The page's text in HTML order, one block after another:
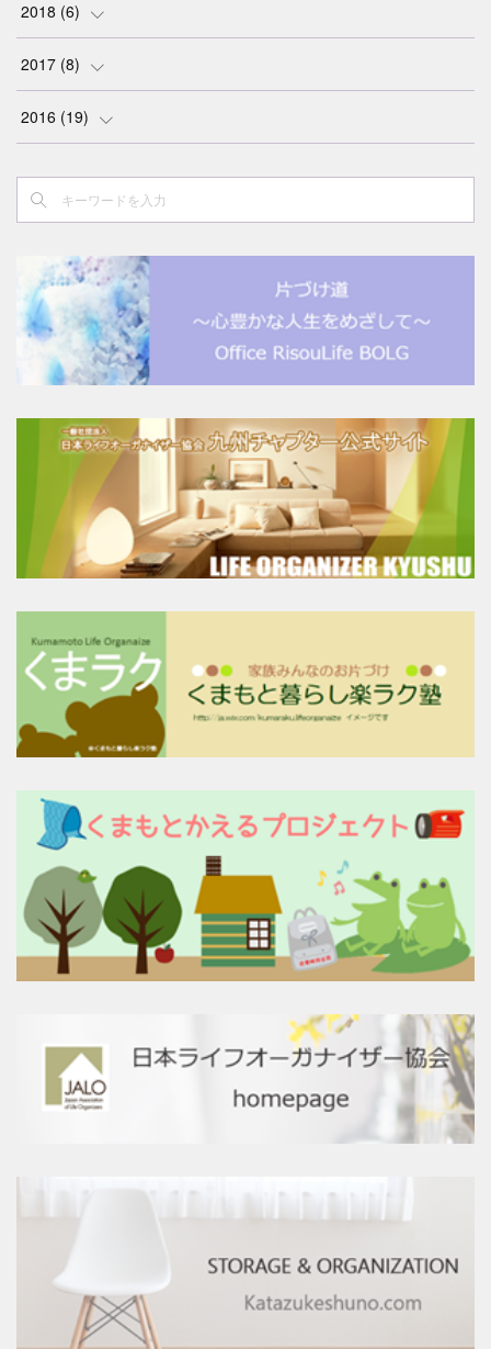
(1
2018 (6)
(1
(1)
(1)
(1)
2017 (8)
(4)
(1)
1)
2016 (19)
(2)
(1)
2)
(9
(1)
1
2)